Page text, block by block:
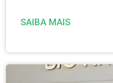
SAIBA MAIS